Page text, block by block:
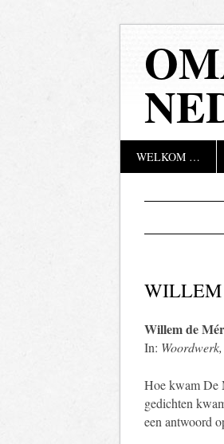
springen
WELKOM …
WILLEM
Willem de
In: Woordwerk,
Hoe kwam De
gedichten
een antwoord